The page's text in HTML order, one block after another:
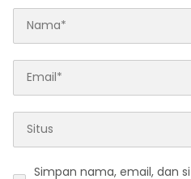
Simpan nama, email, dan